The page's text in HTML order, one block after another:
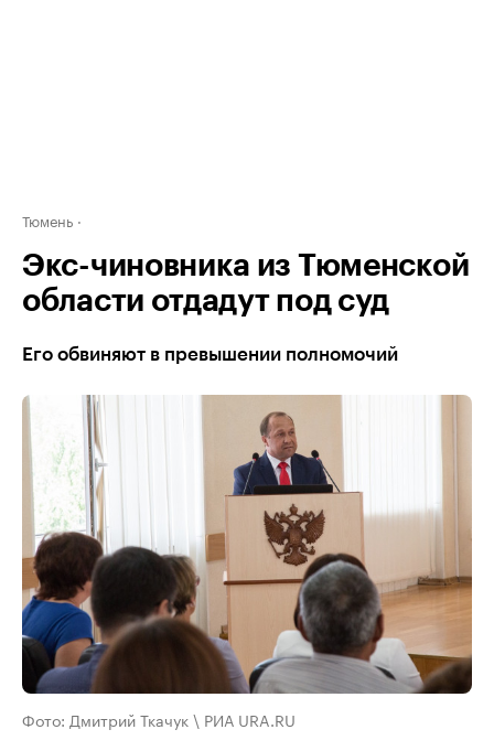
Тюмень
Экс-чиновника из Тюменской
области отдадут под суд
Его обвиняют в превышении полномочий
Фото: Дмитрий Ткачук \ РИА URA.RU